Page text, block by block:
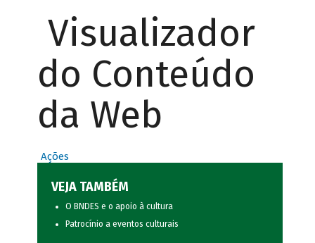
Visualizador
do Conteúdo
da Web
Ações
VEJA TAMBÉM
O BNDES e o apoio à cultura
Patrocínio a eventos culturais